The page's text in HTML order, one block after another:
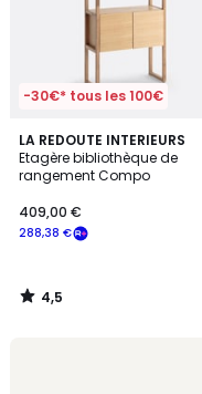
-30€* tous les 100€
LA REDOUTE INTERIEURS
Etagère bibliothèque de
rangement Compo
288,38 €
409,00 €
4,5
/ 5
4,5
/